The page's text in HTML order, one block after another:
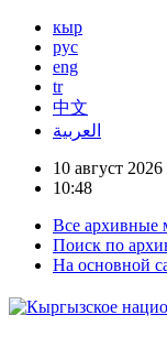
кыр
рус
eng
tr
中文
العربية
10 август 2026
10:48
Все архивные
Поиск по
На основной